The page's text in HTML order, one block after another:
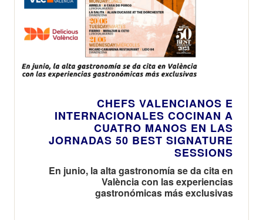
CHEFS VALENCIANOS E
INTERNACIONALES COCINAN A
CUATRO MANOS EN LAS
JORNADAS 50 BEST SIGNATURE
SESSIONS
En junio, la alta gastronomía se da cita en
València con las experiencias
gastronómicas más exclusivas